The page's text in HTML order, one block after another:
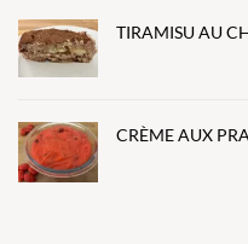
TIRAMISU AU
CRÈME AUX